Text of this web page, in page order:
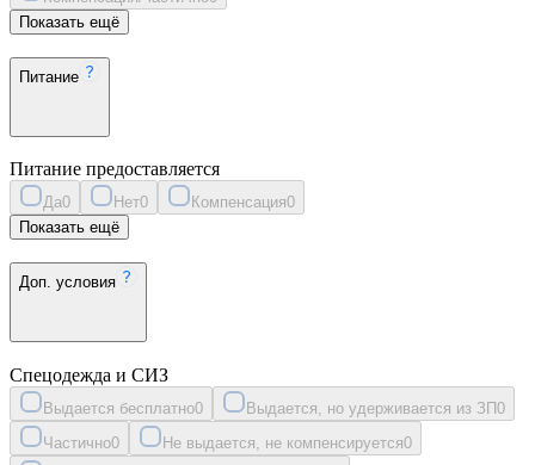
Показать ещё
Питание
Питание предоставляется
Да0 Нет0 Компенсация0
Показать ещё
Доп. условия
Спецодежда и СИЗ
Выдается бесплатно0 Выдается, но удерживается из ЗП0
Частично0 Не выдается, не компенсируется0